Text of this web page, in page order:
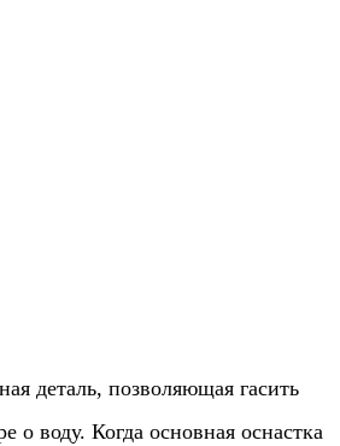
деталь, позволяющая гасить
о воду. Когда основная оснастка